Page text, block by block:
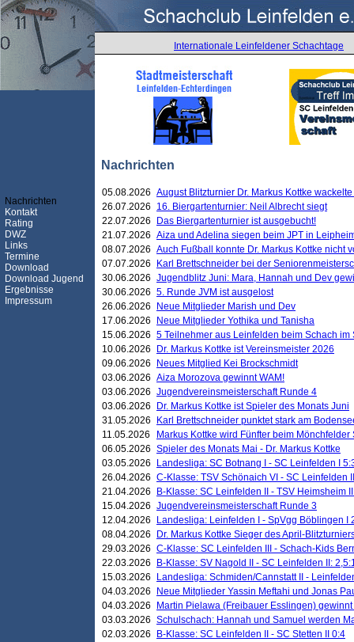
Internationale Leinfeldener Schachtage
Nachrichten
Nachrichten
Kontakt
Rating
DWZ
Links
Termine
Download
Download Jugend
Ergebnisse
Impressum
05.08.2026 August Blitzturnier Dr. Markus Kottke
26.07.2026
16. Biergartenturnier: Neil Albrecht siegt
22.07.2026
Das Biergartenturnier ist ausgebucht!
21.07.2026 Aiza und Adelina siegen beim JPT in
08.07.2026 Auch Fußball konnte Dr. Markus Kottke nicht
07.07.2026
Karl Brettschneider bei der
30.06.2026 Jugendblitz Juni: Mara, Hannah und Dev
30.06.2026 5. Runde JVM ist ausgelost
26.06.2026
Neue Mitglieder Marish und Dev
17.06.2026
Neue Mitglieder Yothika und Tanisha
15.06.2026 5 Teilnehmer aus Leinfelden beim Schach
10.06.2026
Dr. Markus Kottke ist Vereinsmeister 2026
09.06.2026
Neues Mitglied Kei Brockschmidt
03.06.2026 Aiza Morozova gewinnt WAM!
03.06.2026 Jugendvereinsmeisterschaft Runde 4
03.06.2026
Dr. Markus Kottke ist Spieler des Monats Juni
31.05.2026
Karl Brettschneider punktet stark am
11.05.2026
Markus Kottke wird Fünfter beim
06.05.2026 Spieler des Monats Mai - Dr. Markus Kottke
03.05.2026
Landesliga: SC Botnang I - SC Leinfelden I
26.04.2026 C-Klasse: TSV Schönaich VI - SC Leinfelden
21.04.2026
B-Klasse: SC Leinfelden II - TSV Heimsheim
15.04.2026 Jugendvereinsmeisterschaft Runde 3
12.04.2026
Landesliga: Leinfelden I - SpVgg Böblingen I
08.04.2026
Dr. Markus Kottke Sieger des April-
29.03.2026 C-Klasse: SC Leinfelden III - Schach-Kids
22.03.2026
B-Klasse: SV Nagold II - SC Leinfelden II:
15.03.2026
Landesliga: Schmiden/Cannstatt II -
04.03.2026
Neue Mitglieder Yassin Meftahi und Jonas
04.03.2026
Martin Pielawa (Freibauer Esslingen)
03.03.2026 Schulschach: Hannah und Samuel werden
02.03.2026
B-Klasse: SC Leinfelden II - SC Stetten II 0:4